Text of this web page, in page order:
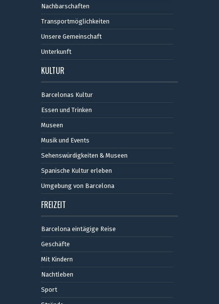
Nachbarschaften
Transportmöglichkeiten
Unsere Gemeinschaft
Unterkunft
KULTUR
Barcelonas Kultur
Essen und Trinken
Museen
Musik und Events
Sehenswürdigkeiten & Museen
Spanische Kultur erleben
Umgebung von Barcelona
FREIZEIT
Barcelona eintägige Reise
Geschäfte
Mit Kindern
Nachtleben
Sport